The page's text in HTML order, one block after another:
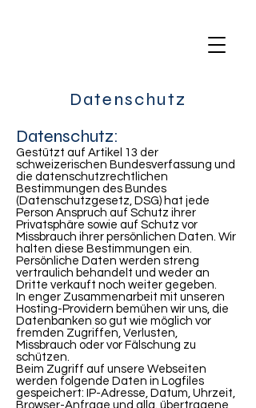
Datenschutz
Datenschutz:
Gestützt auf Artikel 13 der
schweizerischen Bundesverfassung und
die datenschutzrechtlichen
Bestimmungen des Bundes
(Datenschutzgesetz, DSG) hat jede
Person Anspruch auf Schutz ihrer
Privatsphäre sowie auf Schutz vor
Missbrauch ihrer persönlichen Daten. Wir
halten diese Bestimmungen ein.
Persönliche Daten werden streng
vertraulich behandelt und weder an
Dritte verkauft noch weiter gegeben.
In enger Zusammenarbeit mit unseren
Hosting-Providern bemühen wir uns, die
Datenbanken so gut wie möglich vor
fremden Zugriffen, Verlusten,
Missbrauch oder vor Fälschung zu
schützen.
Beim Zugriff auf unsere Webseiten
werden folgende Daten in Logfiles
gespeichert: IP-Adresse, Datum, Uhrzeit,
Browser-Anfrage und allg. übertragene